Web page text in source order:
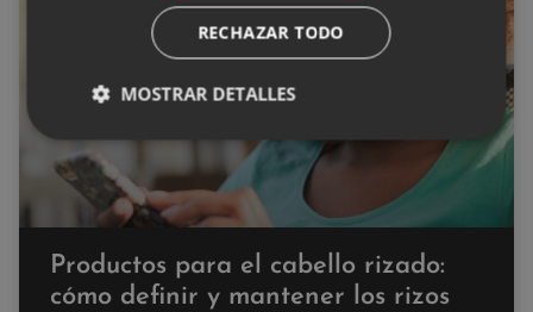
Productos para el cabello rizado:
cómo definir y mantener los rizos
RECHAZAR TODO
MOSTRAR DETALLES